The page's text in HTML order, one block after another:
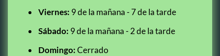
Viernes: 9 de la mañana - 7 de la tarde
Sábado: 9 de la mañana - 2 de la tarde
Domingo:Cerrado